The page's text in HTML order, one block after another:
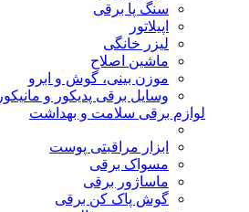
سنگ پا برقی
اپیلاتور
لیزر خانگی
ماشین اصلاح
موزن بینی، گوش و ابرو
وسایل برقی پدیکور و مانیکور
لوازم برقی سلامت و بهداشت
ابزار مراقبتی پوست
مسواک برقی
ماساژور برقی
گوش پاک کن برقی